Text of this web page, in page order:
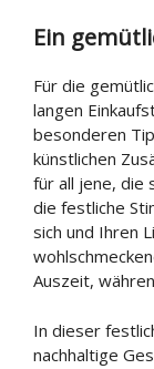
Ein
Für die
langen
besonderen
künstlichen
für all jene, die
die festliche
sich und Ihren
Auszeit,
In dieser
nachhaltige